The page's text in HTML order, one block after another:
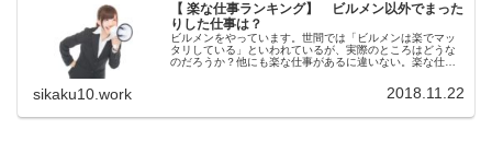
【 楽な仕事ランキング】 ビルメン以外でまった
りした仕事は？
ビルメンをやっています。世間では「ビルメンは楽でマッ
タリしている」といわれているが、実際のところはどうな
のだろうか？他にも楽な仕事があるに違いない。楽な仕事
sikaku10.work 2018.11.22